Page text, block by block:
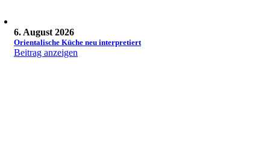
6. August 2026
Orientalische Küche neu interpretiert
Beitrag anzeigen